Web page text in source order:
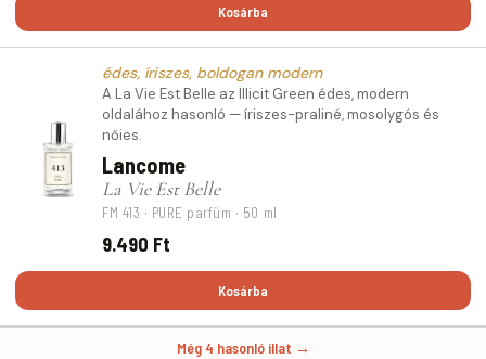
Kosárba
édes, íriszes, boldogan modern
A La Vie Est Belle az Illicit Green édes, modern
oldalához hasonló — íriszes-praliné, mosolygós és
nőies.
Lancome
La Vie Est Belle
FM 413 · PURE parfüm · 50 ml
9.490 Ft
Kosárba
Még 4 hasonló illat →